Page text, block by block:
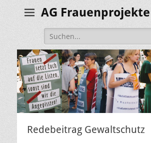
AG
Suche
nach:
Redebeitrag Gewaltschutz